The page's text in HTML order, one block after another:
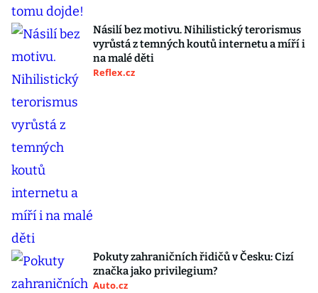
Násilí bez motivu. Nihilistický terorismus
vyrůstá z temných koutů internetu a míří i
na malé děti
Reflex.cz
Pokuty zahraničních řidičů v Česku: Cizí
značka jako privilegium?
Auto.cz